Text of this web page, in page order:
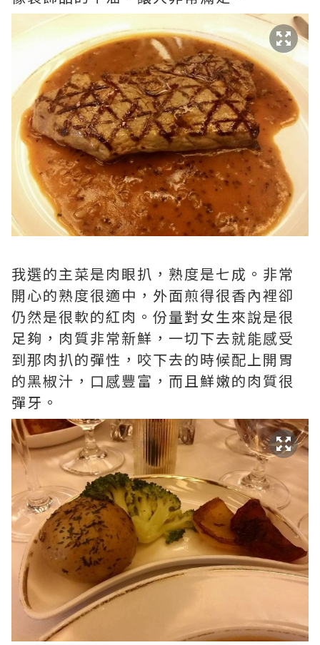
我選的主菜是肉眼扒，熟度是七成。非常
開心的熟度很適中，外面煎得很香內裡卻
仍然是很軟的紅肉。份量對女生­來說是很
足夠，肉質非常新鮮，一切下去就能感受
到那肉扒的彈性，咬下去的時候配上開胃
的黑椒汁，口感豐富，­而且鮮嫩的肉質很
彈牙。